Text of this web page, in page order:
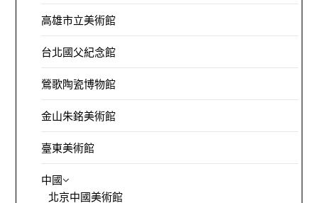
高雄市立美術館
台北國父紀念館
鶯歌陶瓷博物館
金山朱銘美術館
臺東美術館
中國
北京中國美術館